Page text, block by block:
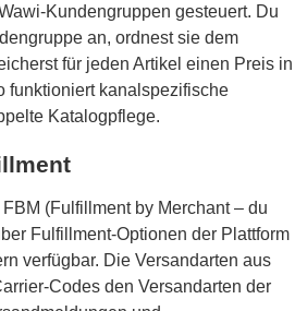
Kundengruppen gesteuert. Du
an, ordnest sie dem
für jeden Artikel einen Preis in
funktioniert kanalspezifische
Katalogpflege.
(Fulfillment by Merchant – du
Fulfillment-Optionen der Plattform
verfügbar. Die Versandarten aus
Codes den Versandarten der